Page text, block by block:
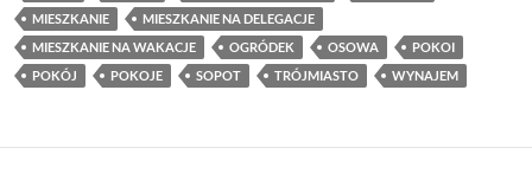
MIESZKANIE
MIESZKANIE NA DELEGACJE
MIESZKANIE NA WAKACJE
OGRÓDEK OSOWA
POKOI
POKÓJ
POKOJE SOPOT TRÓJMIASTO WYNAJEM